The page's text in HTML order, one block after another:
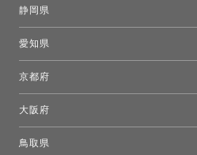
FLOS｜フロスデザインスペース青山
静岡県
愛知県
京都府
大阪府
鳥取県